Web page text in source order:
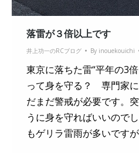
落雷が３倍以上です
井上功一のRCブログ By inouekouichi
東京に落ちた雷“平年の3
って身を守る？ 専門家
だまだ警戒が必要です。
うに身を守ればいいので
もゲリラ雷雨が多いです